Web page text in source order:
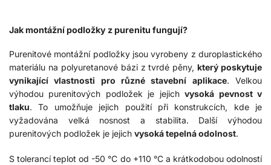
Jak montážní podložky z purenitu fungují?
Purenitové montážní podložky jsou vyrobeny z duroplastického
materiálu na polyuretanové bázi z tvrdé pěny, který poskytuje
vynikající vlastnosti pro různé stavební aplikace. Velkou
výhodou purenitových podložek je jejichvysoká pevnost v
tlaku. To umožňuje jejich použití při konstrukcích, kde je
vyžadována velká nosnost a stabilita. Další výhodou
purenitových podložek je jejich vysoká tepelná odolnost.
S tolerancí teplot od -50 °C do +110 °C a krátkodobou odolností